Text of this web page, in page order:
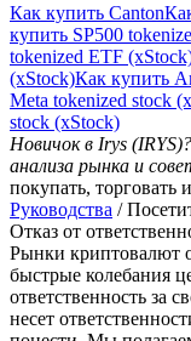
Как купить Canton
купить SP500
tokenized ETF
(xStock)Как купить
Meta tokenized stock
stock (xStock)
Новичок в Irys (IRYS)?
анализа рынка и
покупать, торговать
Руководства /
Отказ от
Рынки криптовалют
быстрые колебания
ответственность за
несет